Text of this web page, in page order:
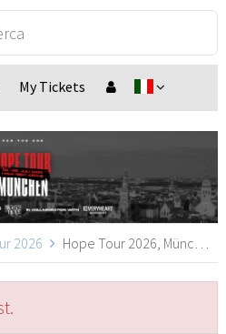
My Tickets
2026 Hope Tour 2026, München